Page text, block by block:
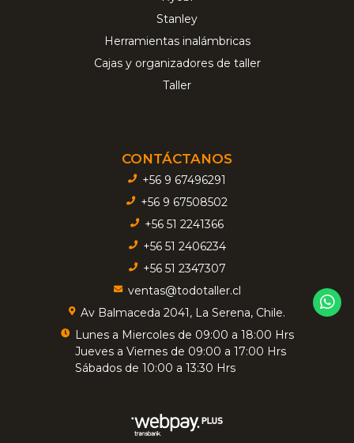
Stanley
Herramientas inalámbricas
Cajas y organizadores de taller
Taller
CONTÁCTANOS
+56 9 67496291
+56 9 67508502
+56 51 2241366
+56 51 2406234
+56 51 2347307
ventas@todotaller.cl
Av Balmaceda 2041, La Serena, Chile.
Lunes a Miercoles de 09:00 a 18:00 Hrs
Jueves a Viernes de 09:00 a 17:00 Hrs
Sábados de 10:00 a 13:30 Hrs